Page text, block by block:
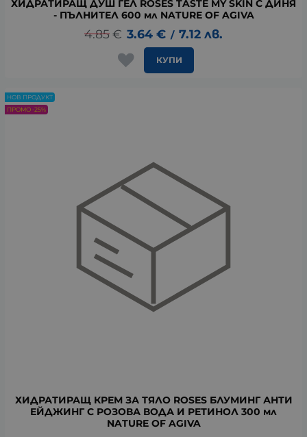
ХИДРАТИРАЩ ДУШ ГЕЛ ROSES TASTE MY SKIN С ДИНЯ
- ПЪЛНИТЕЛ 600 мл NATURE OF AGIVA
4.85€ 3.64 € / 7.12 лв.
КУПИ
ХИДРАТИРАЩ КРЕМ ЗА ТЯЛО ROSES БЛУМИНГ АНТИ
ЕЙДЖИНГ С РОЗОВА ВОДА И РЕТИНОЛ 300 мл
NATURE OF AGIVA
НОВ ПРОДУКТ
ПРОМО -25%